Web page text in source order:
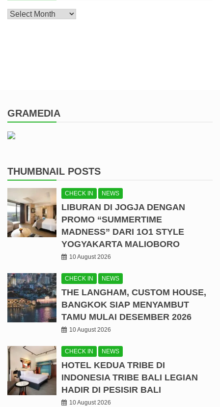
Archive
GRAMEDIA
THUMBNAIL POSTS
CHECK IN NEWS
LIBURAN DI JOGJA DENGAN
PROMO “SUMMERTIME
MADNESS” DARI 1O1 STYLE
YOGYAKARTA MALIOBORO
10 August 2026
CHECK IN NEWS
THE LANGHAM, CUSTOM HOUSE,
BANGKOK SIAP MENYAMBUT
TAMU MULAI DESEMBER 2026
10 August 2026
CHECK IN NEWS
HOTEL KEDUA TRIBE DI
INDONESIA TRIBE BALI LEGIAN
HADIR DI PESISIR BALI
10 August 2026